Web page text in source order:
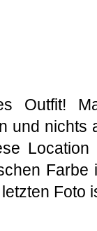
Outfit!
und nichts
Foto